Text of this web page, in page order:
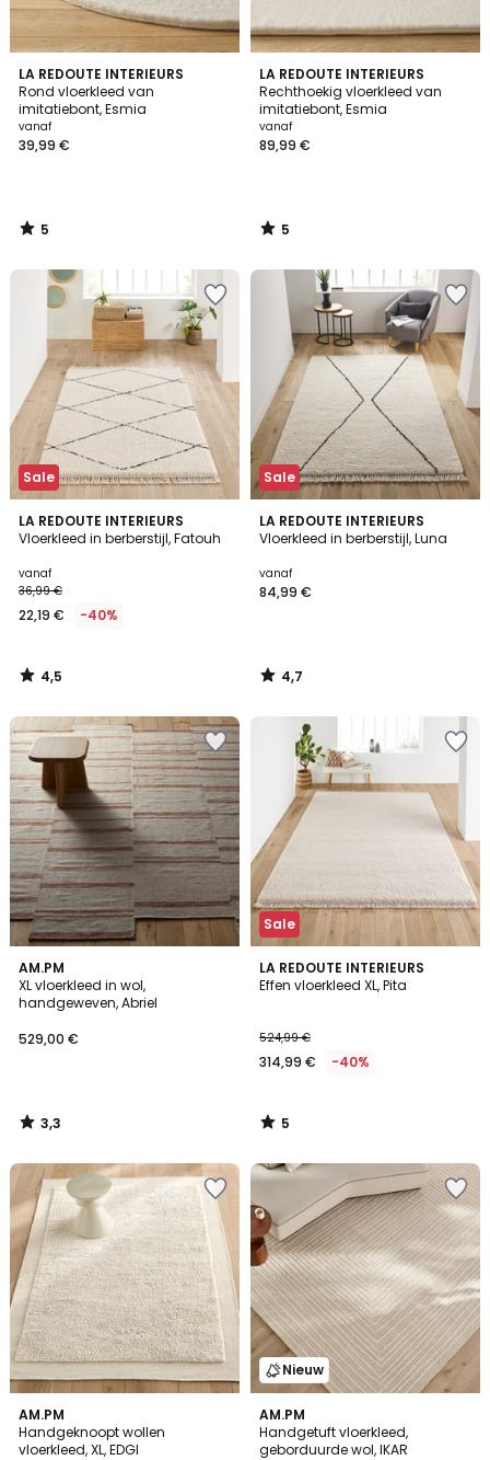
LA REDOUTE INTERIEURS
Rond vloerkleed van
imitatiebont, Esmia
vanaf
39,99 €
5
/
5
5
/
LA REDOUTE INTERIEURS
Rechthoekig vloerkleed van
imitatiebont, Esmia
vanaf
89,99 €
5
/
5
5
/
Sale
LA REDOUTE INTERIEURS
Vloerkleed in berberstijl, Fatouh
vanaf
36,99 €
22,19 € -40%
4,5
/ 5
4,5
/
Sale
LA REDOUTE INTERIEURS
Vloerkleed in berberstijl, Luna
vanaf
84,99 €
4,7
/ 5
4,7
/
AM.PM
XL vloerkleed in wol,
handgeweven, Abriel
529,00 €
3,3
/ 5
3,3
/
Sale
LA REDOUTE INTERIEURS
Effen vloerkleed XL, Pita
524,99 €
314,99 € -40%
5
/
5
/
AM.PM
Handgeknoopt wollen
vloerkleed, XL, EDGI
5
/
5
Nieuw
AM.PM
Handgetuft vloerkleed,
geborduurde wol, IKAR